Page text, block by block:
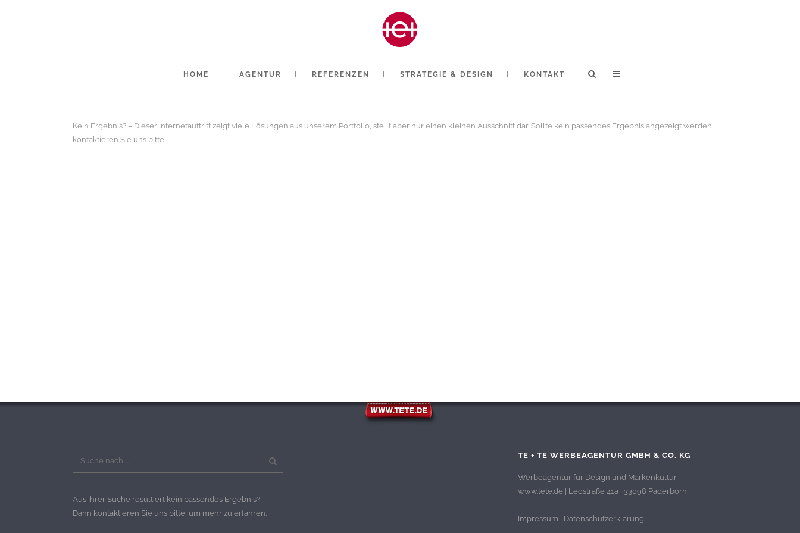
HOME AGENTUR REFERENZEN STRATEGIE & DESIGN KONTAKT
Kein Ergebnis? – Dieser Internetauftritt zeigt viele Lösungen aus unserem Portfolio, stellt aber nur einen kleinen Ausschnitt dar. Sollte kein passendes Ergebnis angezeigt werden,
kontaktieren Sie uns bitte.
Aus Ihrer Suche resultiert kein passendes Ergebnis? –
Dann kontaktieren Sie uns bitte, um mehr zu erfahren.
TE + TE WERBEAGENTUR GMBH & CO. KG
Werbeagentur für Design und Markenkultur
www.tete.de | Leostraße 41a | 33098 Paderborn
Impressum Datenschutzerklärung